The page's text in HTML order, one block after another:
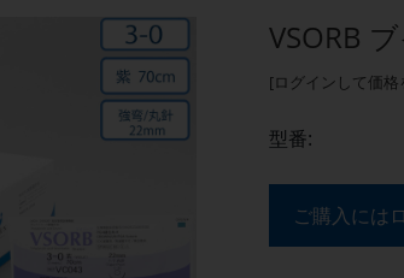
VSORB
[ログインして価格
型番:
ご購入には